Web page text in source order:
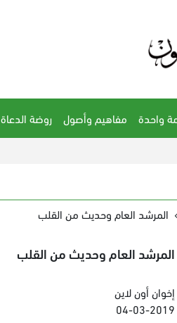
واحدة مفاهيم وأصول روضة الدعاة
المرشد العام وحديث من القلب
المرشد العام وحديث من القلب
إخوان أون لاين
04-03-2019